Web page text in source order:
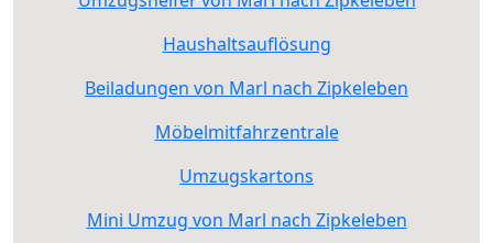
Haushaltsauflösung
Beiladungen von Marl nach Zipkeleben
Möbelmitfahrzentrale
Umzugskartons
Mini Umzug von Marl nach Zipkeleben